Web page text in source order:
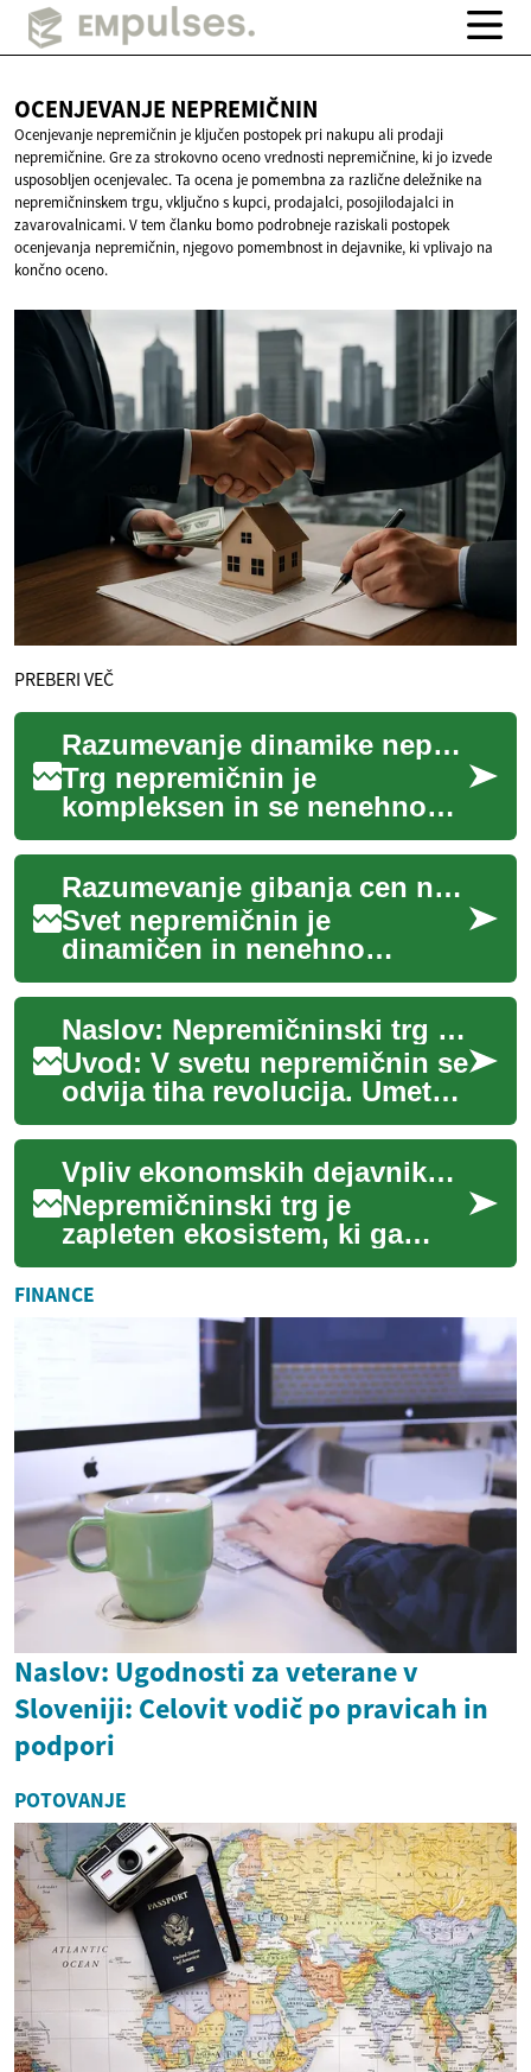
OCENJEVANJE NEPREMIČNIN
Ocenjevanje nepremičnin je ključen postopek pri nakupu ali prodaji
nepremičnine. Gre za strokovno oceno vrednosti nepremičnine, ki jo izvede
usposobljen ocenjevalec. Ta ocena je pomembna za različne deležnike na
nepremičninskem trgu, vključno s kupci, prodajalci, posojilodajalci in
zavarovalnicami. V tem članku bomo podrobneje raziskali postopek
ocenjevanja nepremičnin, njegovo pomembnost in dejavnike, ki vplivajo na
končno oceno.
PREBERI VEČ
Razumevanje dinamike nepremičnin
Trg nepremičnin je
kompleksen in se nenehno
spreminja, kar vpliva na
posameznike, družine in
gospodarstva po vsem sve...Razumevanje gibanja cen nepremičnin
Svet nepremičnin je
dinamičen in nenehno
spreminjajoč se, kar pomeni,
da so cene nepremičnin
podvržene številnim vpli...
Naslov: Nepremičninski trg v dobi umetne inteligence
Uvod: V svetu nepremičnin se
odvija tiha revolucija. Umetna
inteligenca (UI) prodira v vse
pore nepremičninskega
posl...
Vpliv ekonomskih dejavnikov na nepremičnine
Nepremičninski trg je
zapleten ekosistem, ki ga
nenehno preoblikujejo
različni ekonomski dejavniki.
Razumevanje teh v...
FINANCE
Naslov: Ugodnosti za veterane v
Sloveniji: Celovit vodič po pravicah in
podpori
POTOVANJE